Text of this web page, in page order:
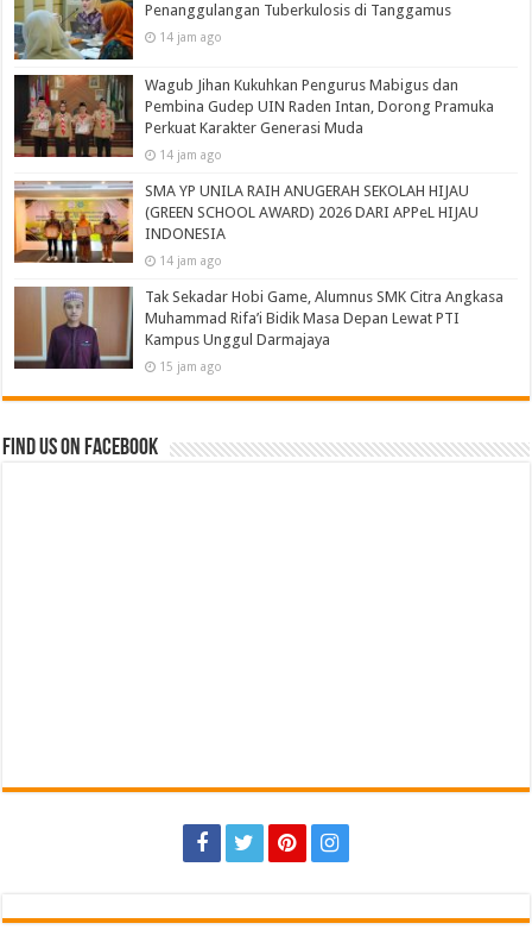
Penanggulangan Tuberkulosis di Tanggamus
14 jam ago
Wagub Jihan Kukuhkan Pengurus Mabigus dan
Pembina Gudep UIN Raden Intan, Dorong Pramuka
Perkuat Karakter Generasi Muda
14 jam ago
SMA YP UNILA RAIH ANUGERAH SEKOLAH HIJAU
(GREEN SCHOOL AWARD) 2026 DARI APPeL HIJAU
INDONESIA
14 jam ago
Tak Sekadar Hobi Game, Alumnus SMK Citra Angkasa
Muhammad Rifa’i Bidik Masa Depan Lewat PTI
Kampus Unggul Darmajaya
15 jam ago
Find us on Facebook